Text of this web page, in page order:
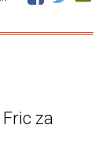
za